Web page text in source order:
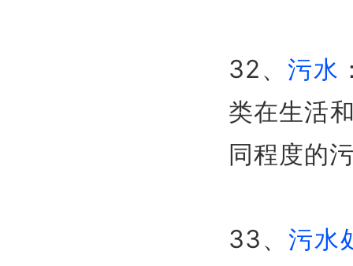
32、污水
类在生活
同程度的
33、 污水